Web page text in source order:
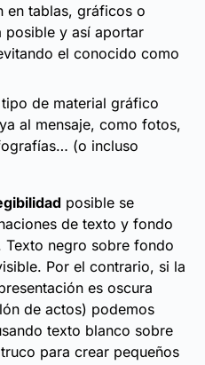
en tablas, gráficos o
posible y así aportar
el conocido como
de material gráfico
al mensaje, como fotos,
(o incluso
posible se
de texto y fondo
Texto negro sobre fondo
Por el contrario, si la
es oscura
de actos) podemos
texto blanco sobre
para crear pequeños